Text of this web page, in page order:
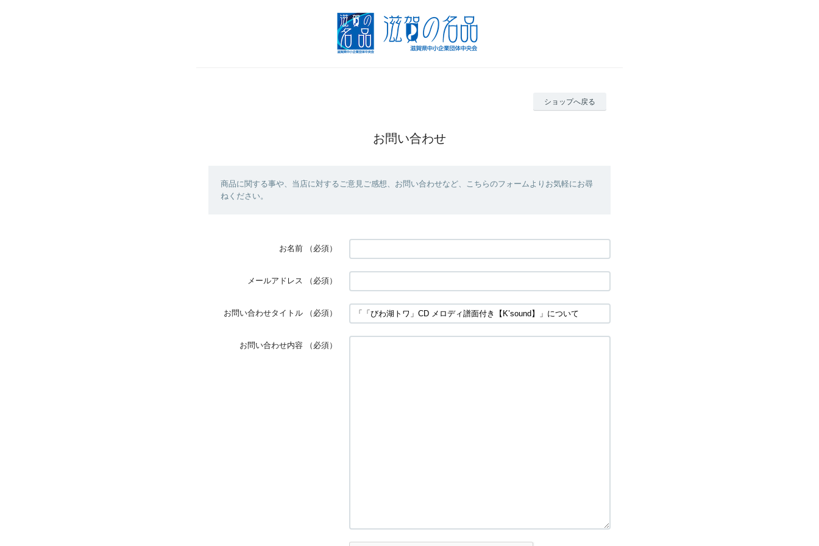
ショップへ戻る
お問い合わせ
商品に関する事や、当店に対するご意見ご感想、お問い合わせなど、こちらのフォームよりお気軽にお尋
ねください。
お名前 （必須）
メールアドレス （必須）
お問い合わせタイトル （必須）
お問い合わせ内容 （必須）